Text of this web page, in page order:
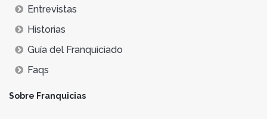
Entrevistas
Historias
Guía del Franquiciado
Faqs
Sobre Franquicias